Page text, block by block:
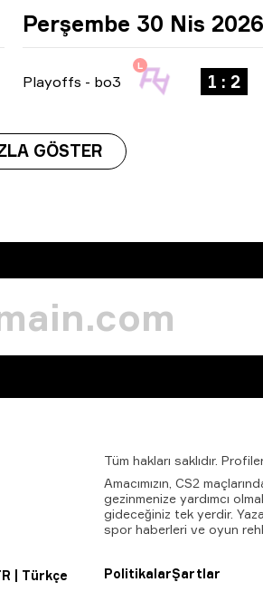
Perşembe 30 Nis 2026
Playoffs - bo3
L
1 : 2
GÖSTER
Tüm hakları saklıdır.
Amacımızın, CS2
gezinmenize yardımcı
gideceğiniz tek yerdir.
spor haberleri ve oyun
PolitikalarŞartlar
Türkçe